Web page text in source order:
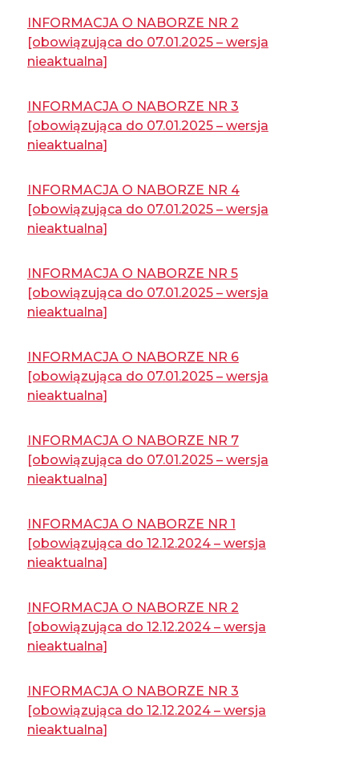
INFORMACJA O NABORZE NR 2
[obowiązująca do 07.01.2025 – wersja
nieaktualna]
INFORMACJA O NABORZE NR 3
[obowiązująca do 07.01.2025 – wersja
nieaktualna]
INFORMACJA O NABORZE NR 4
[obowiązująca do 07.01.2025 – wersja
nieaktualna]
INFORMACJA O NABORZE NR 5
[obowiązująca do 07.01.2025 – wersja
nieaktualna]
INFORMACJA O NABORZE NR 6
[obowiązująca do 07.01.2025 – wersja
nieaktualna]
INFORMACJA O NABORZE NR 7
[obowiązująca do 07.01.2025 – wersja
nieaktualna]
INFORMACJA O NABORZE NR 1
[obowiązująca do 12.12.2024 – wersja
nieaktualna]
INFORMACJA O NABORZE NR 2
[obowiązująca do 12.12.2024 – wersja
nieaktualna]
INFORMACJA O NABORZE NR 3
[obowiązująca do 12.12.2024 – wersja
nieaktualna]